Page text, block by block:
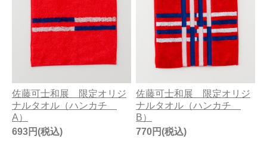
佐藤可士和展 限定オリジ
ナルタオル（ハンカチ
A）
693円(税込)
佐藤可士和展 限定オリジ
ナルタオル（ハンカチ
B）
770円(税込)